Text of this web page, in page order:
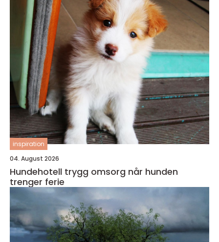
inspiration
04. August 2026
Hundehotell trygg omsorg når hunden
trenger ferie